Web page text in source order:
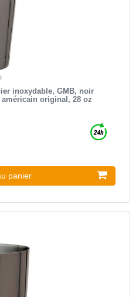
inoxydable, GMB, noir
original, 28 oz
panier